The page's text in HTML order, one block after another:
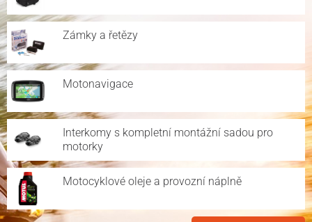
Zámky a řetězy
Motonavigace
Interkomy s kompletní montážní sadou pro
motorky
Motocyklové oleje a provozní náplně